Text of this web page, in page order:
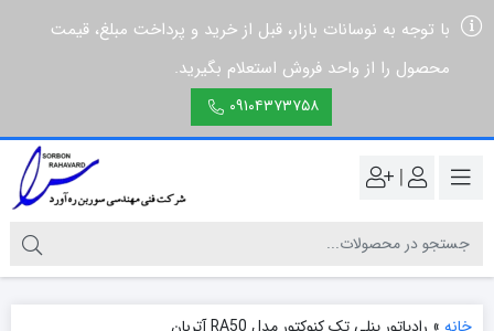
با توجه به نوسانات بازار، قبل از خرید و پرداخت مبلغ، قیمت
محصول را از واحد فروش استعلام بگیرید.
۰۹۱۰۴۳۷۳۷۵۸
|
خانه » رادیاتور پنلی تک کنوکتور مدل RA50 آتربان